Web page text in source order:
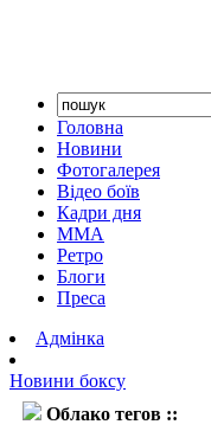
Головна
Новини
Фотогалерея
Відео боїв
Кадри дня
ММА
Ретро
Блоги
Преса
Адмінка
Новини боксу
Облако тегов ::